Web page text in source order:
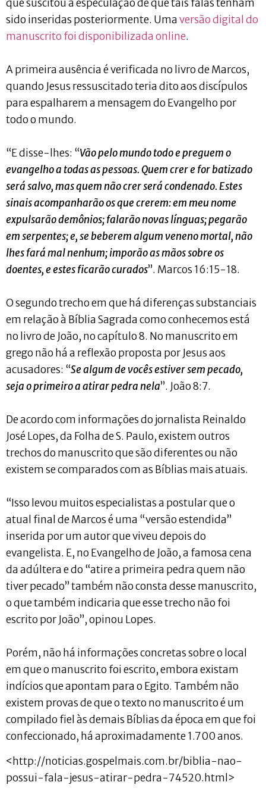
que suscitou a especulação de que tais falas tenham
sido inseridas posteriormente. Umaversão digital do
manuscrito foi disponibilizada online.
A primeira ausência é verificada no livro de Marcos,
quando Jesus ressuscitado teria dito aos discípulos
para espalharem a mensagem do Evangelho por
todo o mundo.
“E disse-lhes: “Vão pelo mundo todo e preguem o
evangelho a todas as pessoas. Quem crer e for batizado
será salvo, mas quem não crer será condenado. Estes
sinais acompanharão os que crerem: em meu nome
expulsarão demônios; falarão novas línguas; pegarão
em serpentes; e, se beberem algum veneno mortal, não
lhes fará mal nenhum; imporão as mãos sobre os
doentes, e estes ficarão curados”. Marcos 16:15-18.
O segundo trecho em que há diferenças substanciais
em relação à Bíblia Sagrada como conhecemos está
no livro de João, no capítulo 8. No manuscrito em
grego não há a reflexão proposta por Jesus aos
acusadores: “Se algum de vocês estiver sem pecado,
seja o primeiro a atirar pedra nela”. João 8:7.
De acordo com informações do jornalista Reinaldo
José Lopes, da Folha de S. Paulo, existem outros
trechos do manuscrito que são diferentes ou não
existem se comparados com as Bíblias mais atuais.
“Isso levou muitos especialistas a postular que o
atual final de Marcos é uma “versão estendida”
inserida por um autor que viveu depois do
evangelista. E, no Evangelho de João, a famosa cena
da adúltera e do “atire a primeira pedra quem não
tiver pecado” também não consta desse manuscrito,
o que também indicaria que esse trecho não foi
escrito por João”, opinou Lopes.
Porém, não há informações concretas sobre o local
em que o manuscrito foi escrito, embora existam
indícios que apontam para o Egito. Também não
existem provas de que o texto no manuscrito é um
compilado fiel às demais Bíblias da época em que foi
confeccionado, há aproximadamente 1.700 anos.
<http://noticias.gospelmais.com.br/biblia-nao-
possui-fala-jesus-atirar-pedra-74520.html>